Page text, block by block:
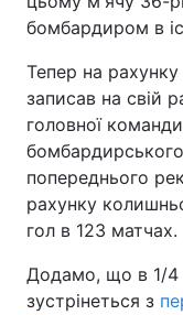
бомбардиром в
Тепер на
записав на свій
головної
попереднього
рахунку
гол в 123 матчах.
Додамо, що в 1/4
зустрінеться з